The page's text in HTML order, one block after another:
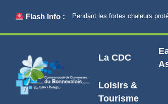
principalFlash Info :Pendant les fortes chaleurs
La CDC
Loisirs &
Tourisme